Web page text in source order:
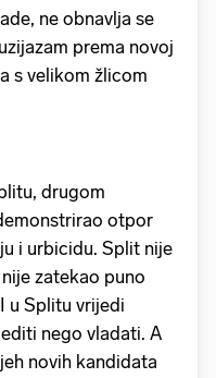
ne obnavlja se
prema novoj
s velikom žlicom
drugom
otpor
i urbicidu. Split nije
zatekao puno
u Splitu vrijedi
nego vladati. A
novih kandidata